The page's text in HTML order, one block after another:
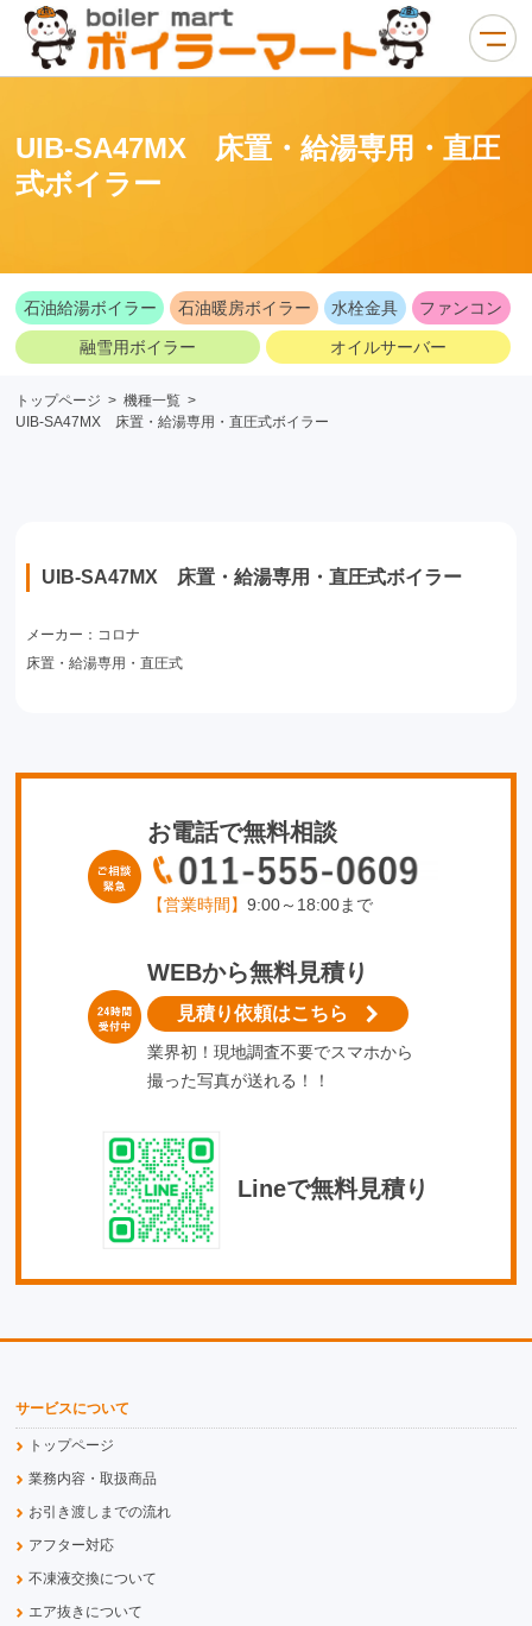
UIB-SA47MX 床置・給湯専用・直圧
式ボイラー
石油給湯ボイラー 石油暖房ボイラー 水栓金具 ファンコン
融雪用ボイラー オイルサーバー
トップページ > 機種一覧 >
UIB-SA47MX 床置・給湯専用・直圧式ボイラー
UIB-SA47MX 床置・給湯専用・直圧式ボイラー
メーカー：コロナ
床置・給湯専用・直圧式
お電話で無料相談
【営業時間】 9:00～18:00まで
WEBから無料見積り
見積り依頼はこちら
業界初！現地調査不要でスマホから
撮った写真が送れる！！
Lineで無料見積り
サービスについて
トップページ
業務内容・取扱商品
お引き渡しまでの流れ
アフター対応
不凍液交換について
エア抜きについて